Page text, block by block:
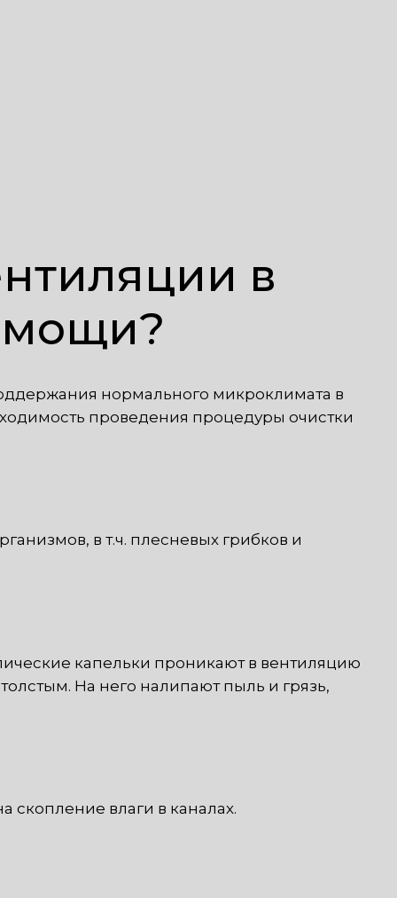
в
нормального микроклимата в
проведения процедуры очистки
в т.ч. плесневых грибков и
капельки проникают в вентиляцию
На него налипают пыль и грязь,
скопление влаги в каналах.